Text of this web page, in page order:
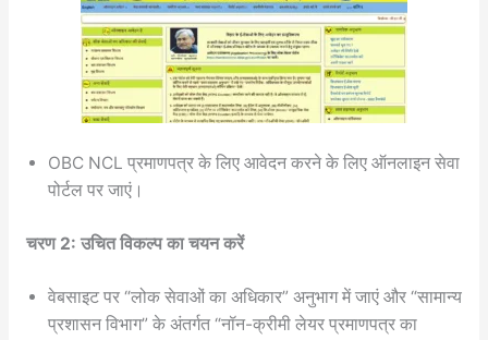
OBC NCL प्रमाणपत्र के लिए आवेदन करने के लिए ऑनलाइन सेवा
पोर्टल पर जाएं।
चरण 2: उचित विकल्प का चयन करें
वेबसाइट पर “लोक सेवाओं का अधिकार” अनुभाग में जाएं और “सामान्य
प्रशासन विभाग” के अंतर्गत “नॉन-क्रीमी लेयर प्रमाणपत्र का